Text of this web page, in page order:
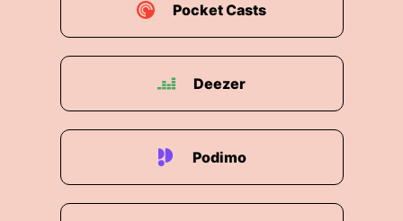
Pocket Casts
Deezer
Podimo